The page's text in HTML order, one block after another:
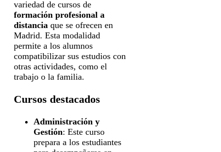
variedad de cursos de
formación profesional a
distancia que se ofrecen en
Madrid. Esta modalidad
permite a los alumnos
compatibilizar sus estudios con
otras actividades, como el
trabajo o la familia.
Cursos destacados
Administración y
Gestión: Este curso
prepara a los estudiantes